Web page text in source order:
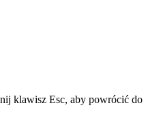
klawisz Esc, aby powrócić do